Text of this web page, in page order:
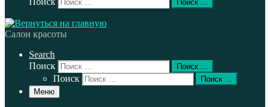
Поиск …
Салон красоты
Search
Поиск
Поиск …
Поиск
Поиск …
Меню